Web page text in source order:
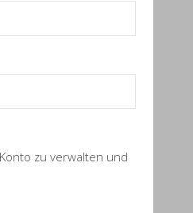
zu verwalten und